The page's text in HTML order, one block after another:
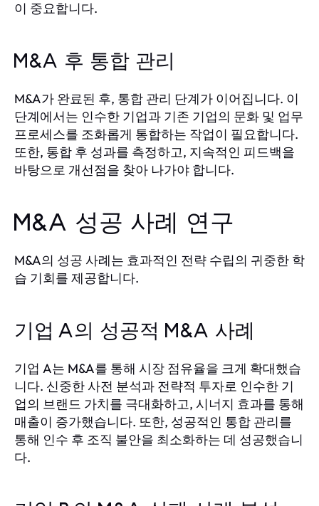
이 중요합니다.
M&A 후 통합 관리
M&A가 완료된 후, 통합 관리 단계가 이어집니다. 이
단계에서는 인수한 기업과 기존 기업의 문화 및 업무
프로세스를 조화롭게 통합하는 작업이 필요합니다.
또한, 통합 후 성과를 측정하고, 지속적인 피드백을
바탕으로 개선점을 찾아 나가야 합니다.
M&A 성공 사례 연구
M&A의 성공 사례는 효과적인 전략 수립의 귀중한 학
습 기회를 제공합니다.
기업 A의 성공적 M&A 사례
기업 A는 M&A를 통해 시장 점유율을 크게 확대했습
니다. 신중한 사전 분석과 전략적 투자로 인수한 기
업의 브랜드 가치를 극대화하고, 시너지 효과를 통해
매출이 증가했습니다. 또한, 성공적인 통합 관리를
통해 인수 후 조직 불안을 최소화하는 데 성공했습니
다.